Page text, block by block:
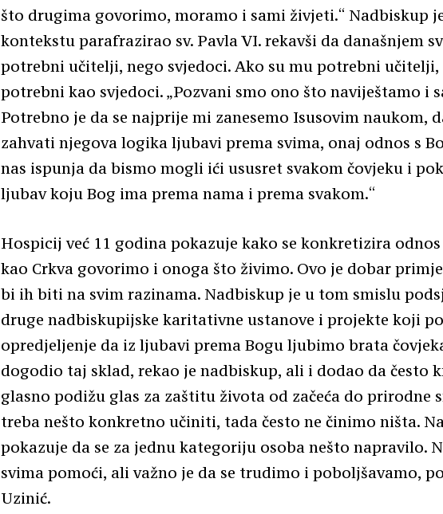
što drugima govorimo, moramo i sami živjeti.“ Nadbiskup
kontekstu parafrazirao sv. Pavla VI. rekavši da današnjem
potrebni učitelji, nego svjedoci. Ako su mu potrebni učitelji,
potrebni kao svjedoci. „Pozvani smo ono što naviještamo i
Potrebno je da se najprije mi zanesemo Isusovim naukom,
zahvati njegova logika ljubavi prema svima, onaj odnos s
nas ispunja da bismo mogli ići ususret svakom čovjeku i
ljubav koju Bog ima prema nama i prema svakom.“
Hospicij već 11 godina pokazuje kako se konkretizira
kao Crkva govorimo i onoga što živimo. Ovo je dobar
bi ih biti na svim razinama. Nadbiskup je u tom smislu
druge nadbiskupijske karitativne ustanove i projekte koji
opredjeljenje da iz ljubavi prema Bogu ljubimo brata
dogodio taj sklad, rekao je nadbiskup, ali i dodao da često
glasno podižu glas za zaštitu života od začeća do prirodne
treba nešto konkretno učiniti, tada često ne činimo ništa.
pokazuje da se za jednu kategoriju osoba nešto napravilo.
svima pomoći, ali važno je da se trudimo i poboljšavamo,
Uzinić.